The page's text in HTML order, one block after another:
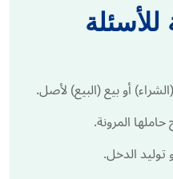
أو بيع (البيع) لأصل.
المرونة.
الدخل.